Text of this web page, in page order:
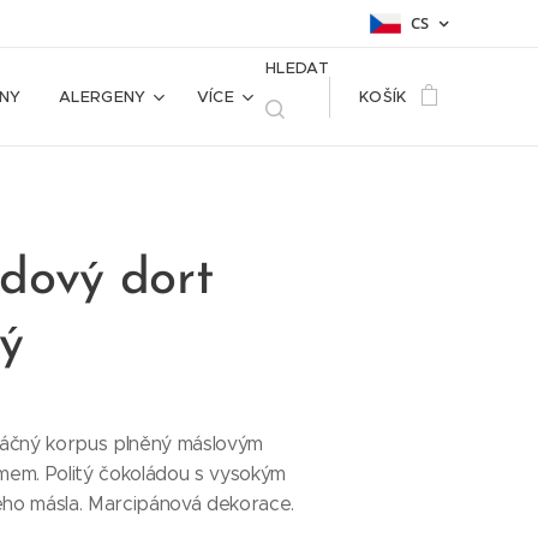
CS
ALERGENY VÍCE
HLEDAT
KOŠÍK
dort
korpus plněný máslovým
Politý čokoládou s vysokým
másla. Marcipánová dekorace.